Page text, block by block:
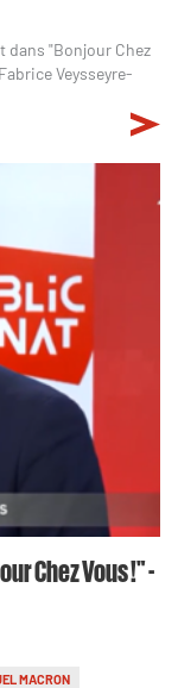
dans "Bonjour Chez
Veysseyre-
Chez Vous !" -
MACRON